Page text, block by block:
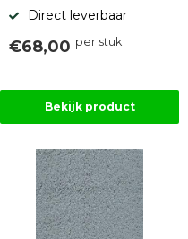
Direct leverbaar
€68,00 per stuk
Bekijk product